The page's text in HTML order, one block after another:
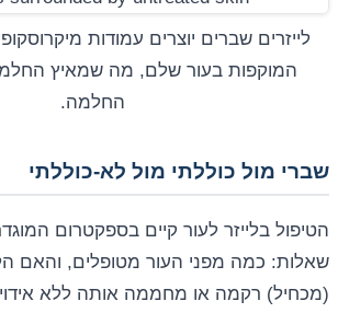
לייזרים שברים יוצרים עמודות
המוקפות בעור שלם, מה שמאיץ
החלמה.
שברי מול כוללתי מול לא-כוללתי
הטיפול בלייזר לעור קיים בספקטרום
שאלות: כמה מפני העור מטופלים, והאם
(מכחיל) רקמה או מחממה אותה ללא